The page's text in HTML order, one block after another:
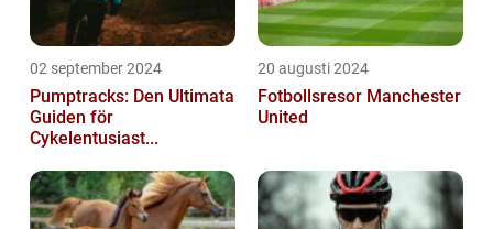
02 september 2024
Pumptracks: Den Ultimata
Guiden för
Cykelentusiast...
20 augusti 2024
Fotbollsresor Manchester
United